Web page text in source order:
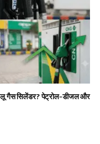
गैस सिलेंडर? पेट्रोल-डीजल और